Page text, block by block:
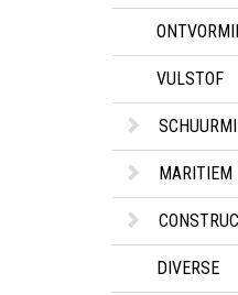
VULSTOF
MARITIEM
DIVERSE